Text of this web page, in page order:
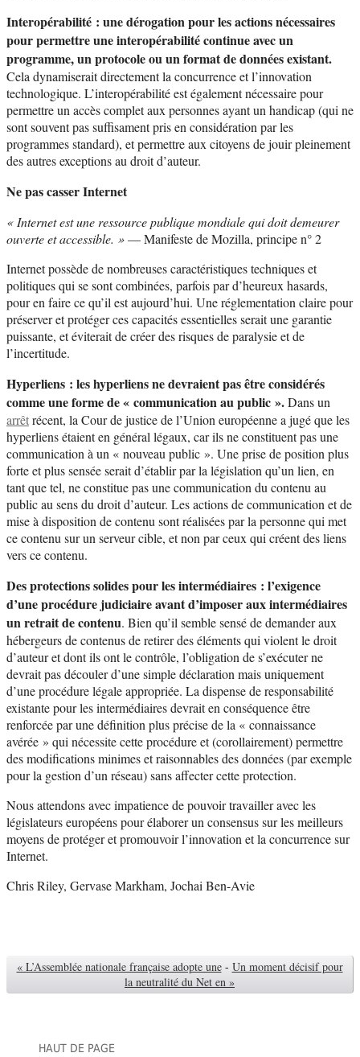
Interopérabilité : une dérogation pour les actions nécessaires
pour permettre une interopérabilité continue avec un
programme, un protocole ou un format de données existant.
Cela dynamiserait directement la concurrence et l’innovation
technologique. L’interopérabilité est également nécessaire pour
permettre un accès complet aux personnes ayant un handicap (qui ne
sont souvent pas suffisament pris en considération par les
programmes standard), et permettre aux citoyens de jouir pleinement
des autres exceptions au droit d’auteur.
Ne pas casser Internet
« Internet est une ressource publique mondiale qui doit demeurer
ouverte et accessible. »— Manifeste de Mozilla, principe n° 2
Internet possède de nombreuses caractéristiques techniques et
politiques qui se sont combinées, parfois par d’heureux hasards,
pour en faire ce qu’il est aujourd’hui. Une réglementation claire pour
préserver et protéger ces capacités essentielles serait une garantie
puissante, et éviterait de créer des risques de paralysie et de
l’incertitude.
Hyperliens : les hyperliens ne devraient pas être considérés
comme une forme de « communication au public ».Dans un
arrêtrécent, la Cour de justice de l’Union européenne a jugé que les
hyperliens étaient en général légaux, car ils ne constituent pas une
communication à un « nouveau public ». Une prise de position plus
forte et plus sensée serait d’établir par la législation qu’un lien, en
tant que tel, ne constitue pas une communication du contenu au
public au sens du droit d’auteur. Les actions de communication et de
mise à disposition de contenu sont réalisées par la personne qui met
ce contenu sur un serveur cible, et non par ceux qui créent des liens
vers ce contenu.
Des protections solides pour les intermédiaires : l’exigence
d’une procédure judiciaire avant d’imposer aux intermédiaires
un retrait de contenu. Bien qu’il semble sensé de demander aux
hébergeurs de contenus de retirer des éléments qui violent le droit
d’auteur et dont ils ont le contrôle, l’obligation de s’exécuter ne
devrait pas découler d’une simple déclaration mais uniquement
d’une procédure légale appropriée. La dispense de responsabilité
existante pour les intermédiaires devrait en conséquence être
renforcée par une définition plus précise de la « connaissance
avérée » qui nécessite cette procédure et (corollairement) permettre
des modifications minimes et raisonnables des données (par exemple
pour la gestion d’un réseau) sans affecter cette protection.
Nous attendons avec impatience de pouvoir travailler avec les
législateurs européens pour élaborer un consensus sur les meilleurs
moyens de protéger et promouvoir l’innovation et la concurrence sur
Internet.
Chris Riley, Gervase Markham, Jochai Ben-Avie
« L’Assemblée nationale française adopte une - Un moment décisif pour
la neutralité du Net en »
HAUT DE PAGE